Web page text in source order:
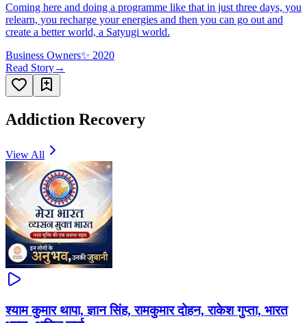
Coming here and doing a programme like that in just three days, you
relearn, you recharge your energies and then you can go out and
create a better world, a Satyugi world.
Business Owners✨ 2020
Read Story→
Addiction Recovery
View All
श्याम कुमार थापा, ज्ञान सिंह, रामकुमार दोहन, राकेश गुप्ता, भारत